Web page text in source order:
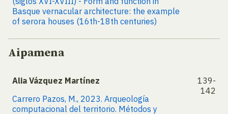
Basque vernacular architecture: the example
of serora houses (16th-18th centuries)
Aipamena
Alia Vázquez Martínez
Carrero Pazos, M., 2023. Arqueología
computacional del territorio. Métodos y
139-
142